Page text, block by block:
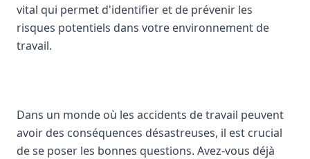
vital qui permet d'identifier et de prévenir les
risques potentiels dans votre environnement de
travail.
Dans un monde où les accidents de travail peuvent
avoir des conséquences désastreuses, il est crucial
de se poser les bonnes questions. Avez-vous déjà